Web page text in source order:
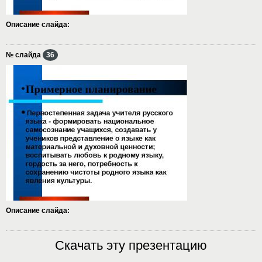
Описание слайда:
№ слайда 36
Описание слайда:
Скачать эту презентацию